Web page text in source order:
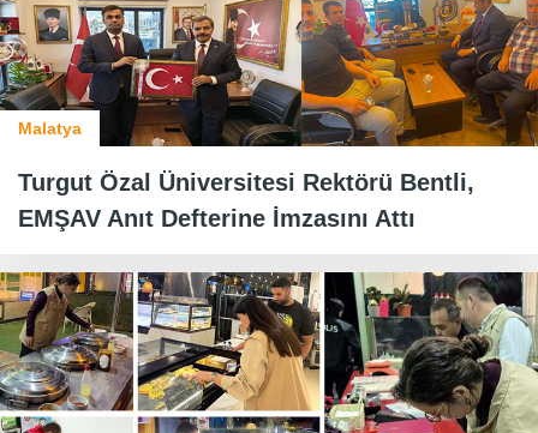
Malatya
Turgut Özal Üniversitesi Rektörü Bentli,
EMŞAV Anıt Defterine İmzasını Attı